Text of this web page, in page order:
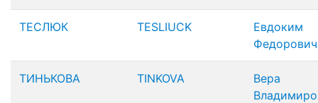
ТЕСЛЮК TESLIUCK
Евдоким
Федорович
ТИНЬКОВА TINKOVA
Вера